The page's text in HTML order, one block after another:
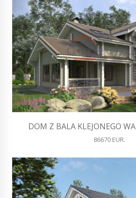
DOM Z BALA KLEJONEGO
86670 EUR.